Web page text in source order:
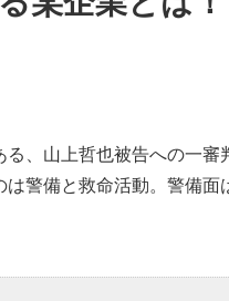
、山上哲也被告への一
警備と救命活動。警備